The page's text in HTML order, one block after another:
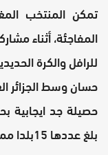
تمكن المنتخب
المفاجئة، أثناء
للرافل والكرة
حسان وسط الجزائر
حصيلة جد ايجابية
بلغ عددها 15بلدا ممثلة ب 120 لاعب ولاعبة.